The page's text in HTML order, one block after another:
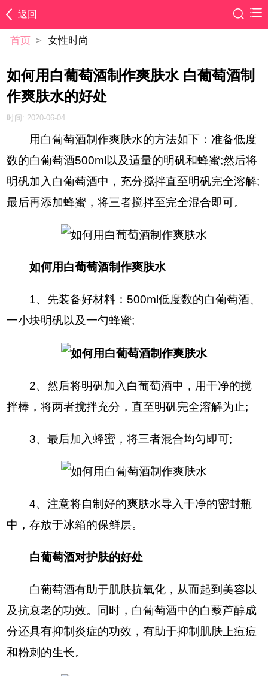
返回
首页 > 女性时尚
如何用白葡萄酒制作爽肤水 白葡萄酒制
作爽肤水的好处
时间: 2020-06-04
用白葡萄酒制作爽肤水的方法如下：准备低度
数的白葡萄酒500ml以及适量的明矾和蜂蜜;然后将
明矾加入白葡萄酒中，充分搅拌直至明矾完全溶解;
最后再添加蜂蜜，将三者搅拌至完全混合即可。
如何用白葡萄酒制作爽肤水
1、先装备好材料：500ml低度数的白葡萄酒、
一小块明矾以及一勺蜂蜜;
2、然后将明矾加入白葡萄酒中，用干净的搅
拌棒，将两者搅拌充分，直至明矾完全溶解为止;
3、最后加入蜂蜜，将三者混合均匀即可;
4、注意将自制好的爽肤水导入干净的密封瓶
中，存放于冰箱的保鲜层。
白葡萄酒对护肤的好处
白葡萄酒有助于肌肤抗氧化，从而起到美容以
及抗衰老的功效。同时，白葡萄酒中的白藜芦醇成
分还具有抑制炎症的功效，有助于抑制肌肤上痘痘
和粉刺的生长。